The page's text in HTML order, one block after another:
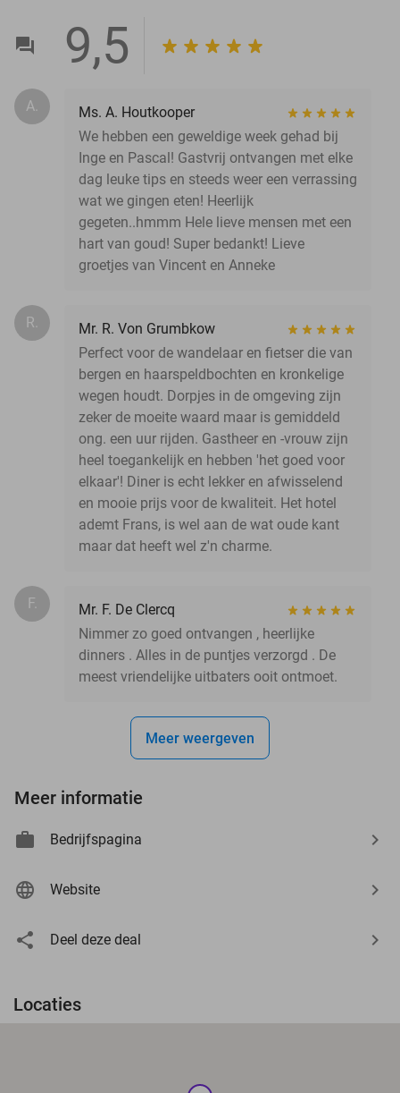
9,5
A.
Ms. A. Houtkooper
We hebben een geweldige week gehad bij
Inge en Pascal! Gastvrij ontvangen met elke
dag leuke tips en steeds weer een verrassing
wat we gingen eten! Heerlijk
gegeten..hmmm Hele lieve mensen met een
hart van goud! Super bedankt! Lieve
groetjes van Vincent en Anneke
R.
Mr. R. Von Grumbkow
Perfect voor de wandelaar en fietser die van
bergen en haarspeldbochten en kronkelige
wegen houdt. Dorpjes in de omgeving zijn
zeker de moeite waard maar is gemiddeld
ong. een uur rijden. Gastheer en -vrouw zijn
heel toegankelijk en hebben 'het goed voor
elkaar'! Diner is echt lekker en afwisselend
en mooie prijs voor de kwaliteit. Het hotel
ademt Frans, is wel aan de wat oude kant
maar dat heeft wel z'n charme.
F.
Mr. F. De Clercq
Nimmer zo goed ontvangen , heerlijke
dinners . Alles in de puntjes verzorgd . De
meest vriendelijke uitbaters ooit ontmoet.
Meer weergeven
Meer informatie
Bedrijfspagina
Website
Deel deze deal
Locaties